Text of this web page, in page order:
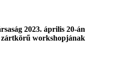
2023. április 20-án
workshopjának